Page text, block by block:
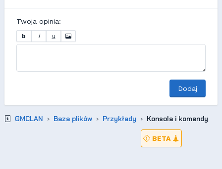
Twoja opinia:
b i u
Dodaj
GMCLAN Baza plików Przykłady Konsola i komendy
BETA